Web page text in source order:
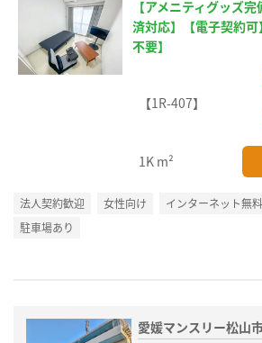
【アメニティグッズ
済対応】【電子契約
不要】
【1R-407】
1K m²
法人契約歓迎 女性向け インターネット無料
駐車場あり
愛媛マンスリー松山